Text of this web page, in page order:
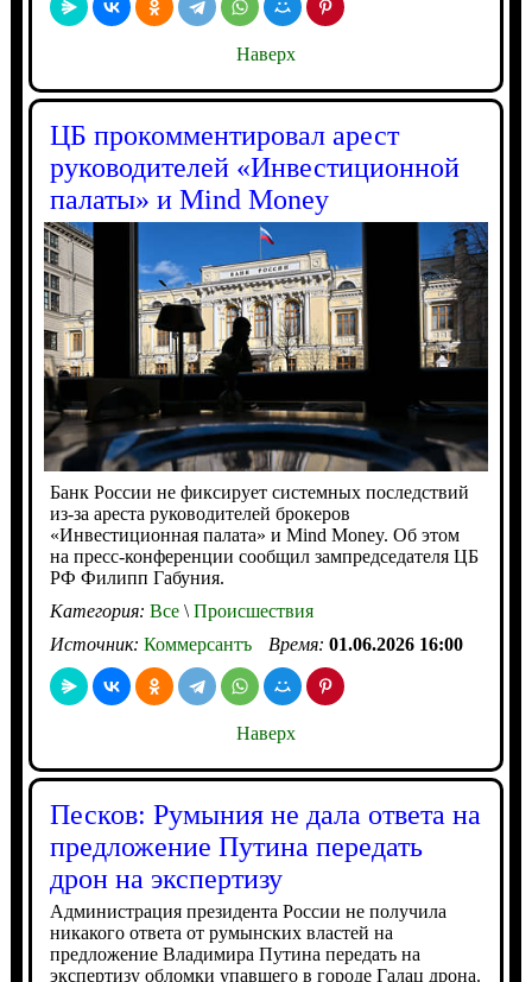
Наверх
ЦБ прокомментировал арест
руководителей «Инвестиционной
палаты» и Mind Money
Банк России не фиксирует системных последствий
из-за ареста руководителей брокеров
«Инвестиционная палата» и Mind Money. Об этом
на пресс-конференции сообщил зампредседателя ЦБ
РФ Филипп Габуния.
Категория: Все\Происшествия
Источник: Коммерсантъ Время: 01.06.2026 16:00
Наверх
Песков: Румыния не дала ответа на
предложение Путина передать
дрон на экспертизу
Администрация президента России не получила
никакого ответа от румынских властей на
предложение Владимира Путина передать на
экспертизу обломки упавшего в городе Галац дрона.